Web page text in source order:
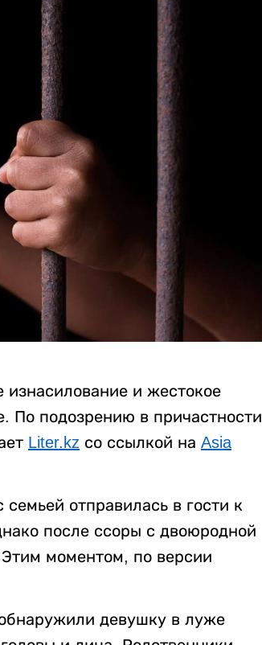
и жестокое
По подозрению в причастности
Liter.kz со ссылкой на Asia
отправилась в гости к
после ссоры с двоюродной
моментом, по версии
девушку в луже